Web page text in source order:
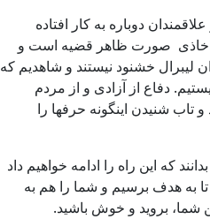
دوباره به کار افتاده
صورت ظاهر قضیه است و
لیبرال خشنود نیستند و شاهدیم که
دفاع از آزادی و از مردم
تاب شنیدن اینگونه حرفها را
که این راه را ادامه خواهیم داد
به هدف برسیم و شما را هم به
شما، بروید و خوش باشید.